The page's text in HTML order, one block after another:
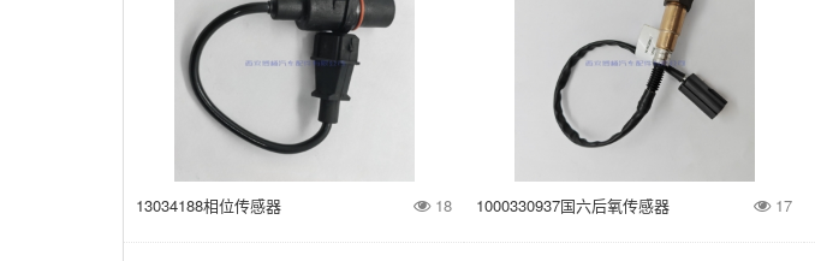
13034188相位传感器 18 1000330937国六后氧传感器 17